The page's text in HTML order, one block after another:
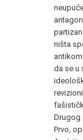
ništa
da se u
Drugog
Prvo,